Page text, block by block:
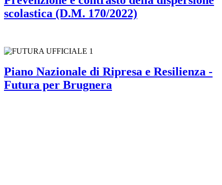
scolastica (D.M. 170/2022)
Piano Nazionale di Ripresa e Resilienza -
Futura per Brugnera